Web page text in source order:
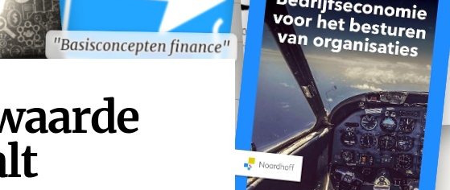
"Basisconcepten finance"
"Basisconcepten finance"